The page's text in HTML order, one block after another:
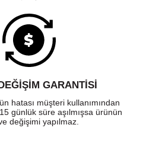
GARANTİSİ
hatası müşteri kullanımından
günlük süre aşılmışsa ürünün
değişimi yapılmaz.